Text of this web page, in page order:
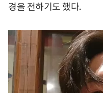
경을 전하기도 했다.